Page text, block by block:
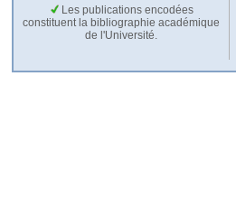
Les publications encodées
constituent la bibliographie académique
de l'Université.